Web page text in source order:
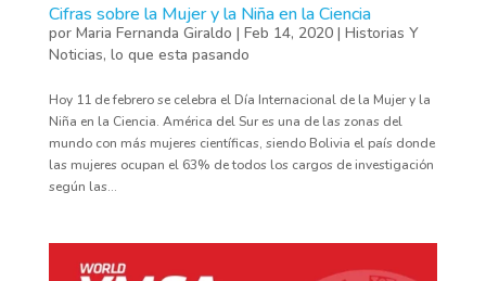
Cifras sobre la Mujer y la Niña en la Ciencia
por Maria Fernanda Giraldo | Feb 14, 2020| Historias Y
Noticias, lo que esta pasando
Hoy 11 de febrero se celebra el Día Internacional de la Mujer y la
Niña en la Ciencia. América del Sur es una de las zonas del
mundo con más mujeres científicas, siendo Bolivia el país donde
las mujeres ocupan el 63% de todos los cargos de investigación
según las...